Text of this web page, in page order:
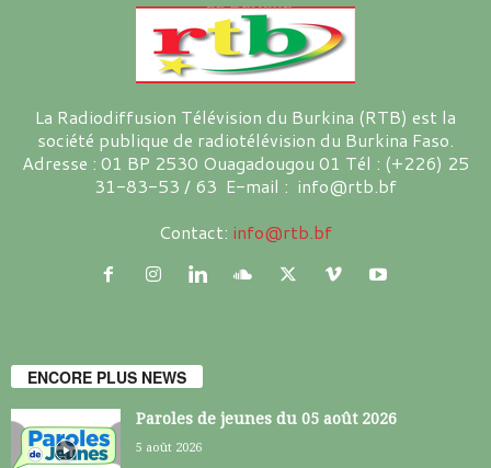
La Radiodiffusion Télévision du Burkina (RTB) est la
société publique de radiotélévision du Burkina Faso.
Adresse : 01 BP 2530 Ouagadougou 01 Tél : (+226) 25
31-83-53 / 63 E-mail : info@rtb.bf
Contact: info@rtb.bf
ENCORE PLUS NEWS
Paroles de jeunes du 05 août 2026
5 août 2026